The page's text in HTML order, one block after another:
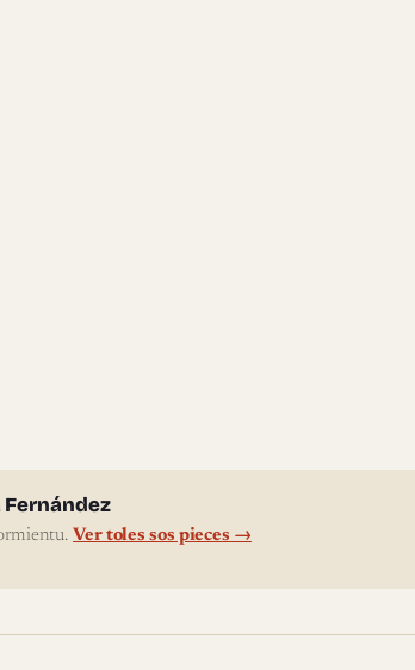
Fernández
Ver toles sos pieces →